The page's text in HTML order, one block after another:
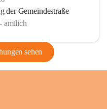
der Gemeindestraße
amtlich
sehen